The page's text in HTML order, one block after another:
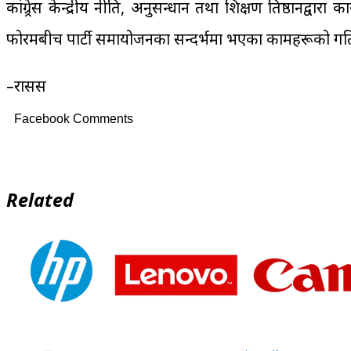
कांग्र्रेस केन्द्रीय नीति, अनुसन्धान तथा प्रशिक्षण
फोरमबीच पार्टी समायोजनका सन्दर्भमा भएका कामहरूको प्रगति
–रासस
Facebook Comments
Related